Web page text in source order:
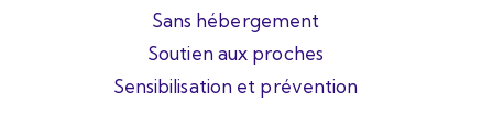
Sans hébergement
Soutien aux proches
Sensibilisation et prévention